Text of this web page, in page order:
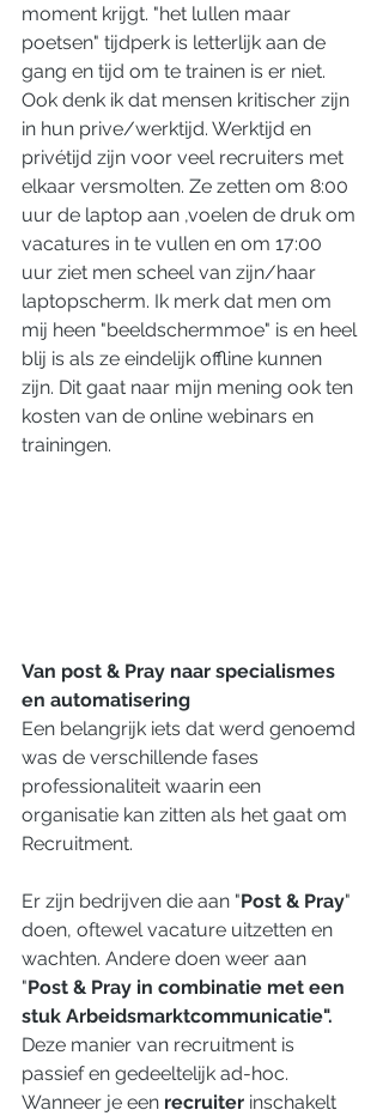
moment krijgt. "het lullen maar
poetsen" tijdperk is letterlijk aan de
gang en tijd om te trainen is er niet.
Ook denk ik dat mensen kritischer zijn
in hun prive/werktijd. Werktijd en
privétijd zijn voor veel recruiters met
elkaar versmolten. Ze zetten om 8:00
uur de laptop aan ,voelen de druk om
vacatures in te vullen en om 17:00
uur ziet men scheel van zijn/haar
laptopscherm. Ik merk dat men om
mij heen "beeldschermmoe" is en heel
blij is als ze eindelijk offline kunnen
zijn. Dit gaat naar mijn mening ook ten
kosten van de online webinars en
trainingen.
Van post & Pray naar specialismes
en automatisering
Een belangrijk iets dat werd genoemd
was de verschillende fases
professionaliteit waarin een
organisatie kan zitten als het gaat om
Recruitment.
Er zijn bedrijven die aan "Post & Pray"
doen, oftewel vacature uitzetten en
wachten. Andere doen weer aan
"Post & Pray in combinatie met een
stuk Arbeidsmarktcommunicatie".
Deze manier van recruitment is
passief en gedeeltelijk ad-hoc.
Wanneer je een recruiter inschakelt